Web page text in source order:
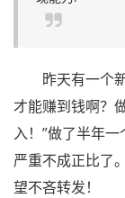
昨天有一个新
才能赚到钱啊？
入！”做了半年
严重不成正比了
望不吝转发！